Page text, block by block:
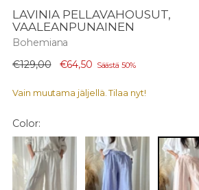
LAVINIA PELLAVAHOUSUT,
VAALEANPUNAINEN
Bohemiana
Normaali
€129,00 €64,50 Säästä 50%
Vain muutama jäljellä. Tilaa nyt!
Color: